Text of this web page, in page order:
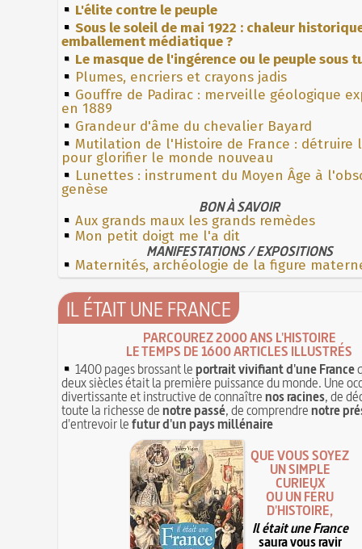
L'élite contre le peuple
Sous le soleil de mai 1922 : chaleur
emballement médiatique ?
Le masque de l'ingérence ou le peuple sous
Plumes, encriers et crayons jadis
Gouffre de Padirac : merveille géologique
en 1889
Grandeur d'âme du chevalier Bayard
Mutilation de l'Histoire de France : détruire
pour glorifier le monde nouveau
Lunettes : instrument du Moyen Âge à
genèse
BON À SAVOIR
Aux grands maux les grands remèdes
Mon petit doigt me l'a dit
MANIFESTATIONS / EXPOSITIONS
Maternités, archéologie de la figure
IL ÉTAIT UNE FRANCE
PARCOUREZ 2000 ANS L'HISTOIRE
LE TEMPS DE 1600 ARTICLES ILLUSTRÉS
1400 pages brossant leportrait vivifiant d'une France
deux siècles était la première puissance du monde. Une
divertissante et instructive de connaîtrenos racines, de
toute la richesse denotre passé, de comprendrenotre
d'entrevoir lefutur d'un pays millénaire
QUE VOUS SOYEZ
UN SIMPLE
CURIEUX
OU UN FÉRU
D'HISTOIRE,
Il était une France
saura vous ravir